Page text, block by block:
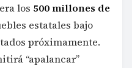
los 500 millones de
estatales bajo
próximamente.
“apalancar”